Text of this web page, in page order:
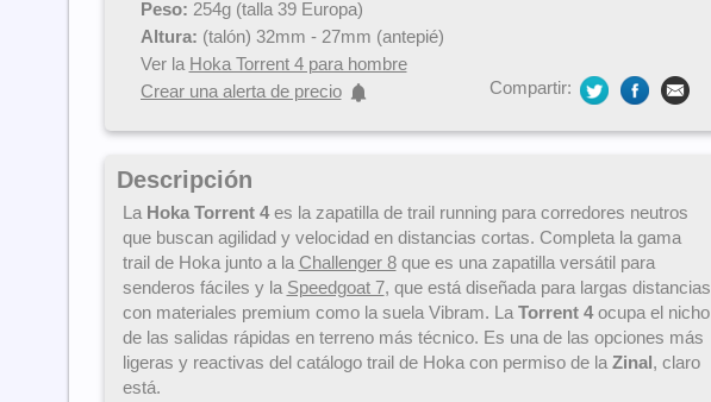
Peso: 254g (talla 39 Europa)
Altura: (talón) 32mm - 27mm (antepié)
Ver la Hoka Torrent 4 para hombre
Crear una alerta de precio
Compartir:
Descripción
La Hoka Torrent 4es la zapatilla de trail running para corredores neutros
que buscan agilidad y velocidad en distancias cortas. Completa la gama
trail de Hoka junto a la Challenger 8que es una zapatilla versátil para
senderos fáciles y la Speedgoat 7, que está diseñada para largas distancias
con materiales premium como la suela Vibram. La Torrent 4ocupa el nicho
de las salidas rápidas en terreno más técnico. Es una de las opciones más
ligeras y reactivas del catálogo trail de Hoka con permiso de la Zinal, claro
está.